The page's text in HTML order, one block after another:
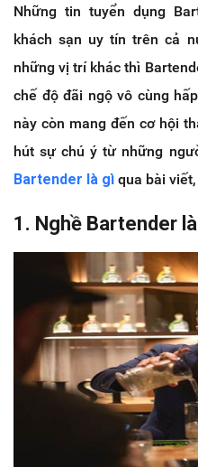
Những tin tuyển dụng
khách sạn uy tín trên cả
những vị trí khác thì
chế độ đãi ngộ vô cùng
này còn mang đến cơ hội
hút sự chú ý từ những
Bartender là gì qua bài
1. Nghề Bartender